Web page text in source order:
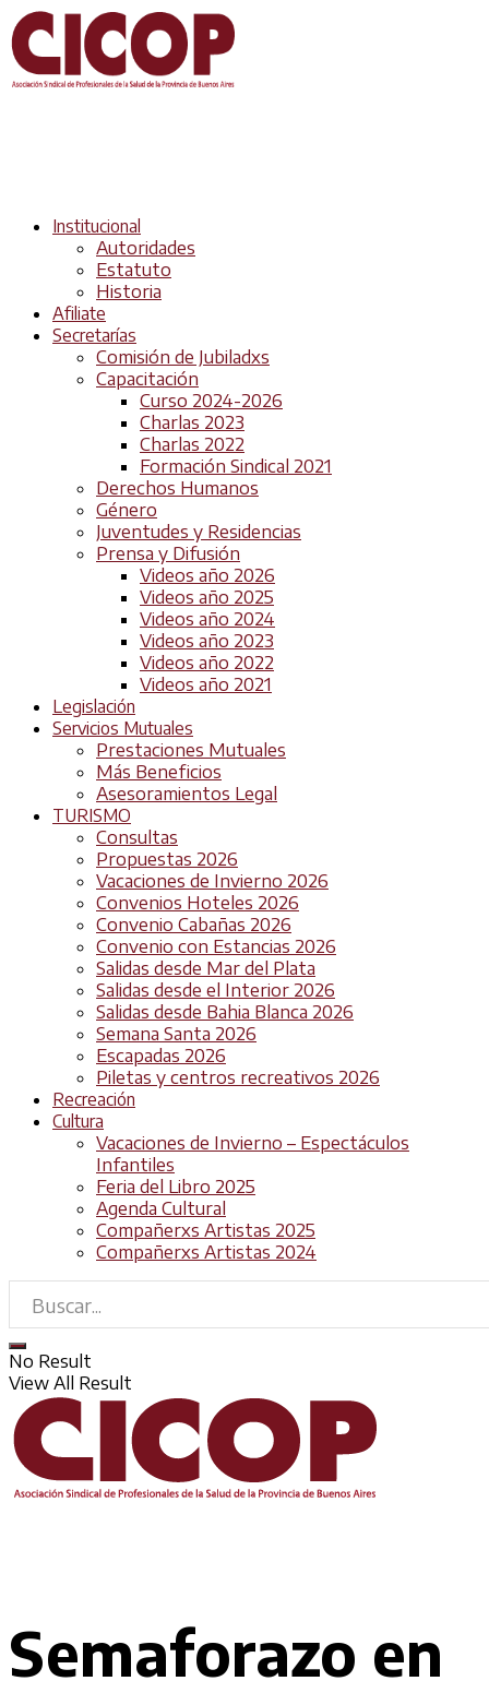
Institucional
Autoridades
Estatuto
Historia
Afiliate
Secretarías
Comisión de Jubiladxs
Capacitación
Curso 2024-2026
Charlas 2023
Charlas 2022
Formación Sindical 2021
Derechos Humanos
Género
Juventudes y Residencias
Prensa y Difusión
Videos año 2026
Videos año 2025
Videos año 2024
Videos año 2023
Videos año 2022
Videos año 2021
Legislación
Servicios Mutuales
Prestaciones Mutuales
Más Beneficios
Asesoramientos Legal
TURISMO
Consultas
Propuestas 2026
Vacaciones de Invierno 2026
Convenios Hoteles 2026
Convenio Cabañas 2026
Convenio con Estancias 2026
Salidas desde Mar del Plata
Salidas desde el Interior 2026
Salidas desde Bahia Blanca 2026
Semana Santa 2026
Escapadas 2026
Piletas y centros recreativos 2026
Recreación
Cultura
Vacaciones de Invierno – Espectáculos
Infantiles
Feria del Libro 2025
Agenda Cultural
Compañerxs Artistas 2025
Compañerxs Artistas 2024
No Result
View All Result
Semaforazo en